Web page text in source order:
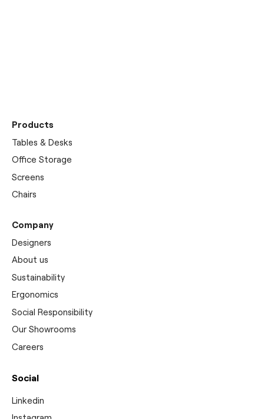
Products
Tables & Desks
Office Storage
Screens
Chairs
Company
Designers
About us
Sustainability
Ergonomics
Social Responsibility
Our Showrooms
Careers
Social
Linkedin